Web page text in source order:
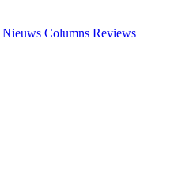
Nieuws Columns Reviews